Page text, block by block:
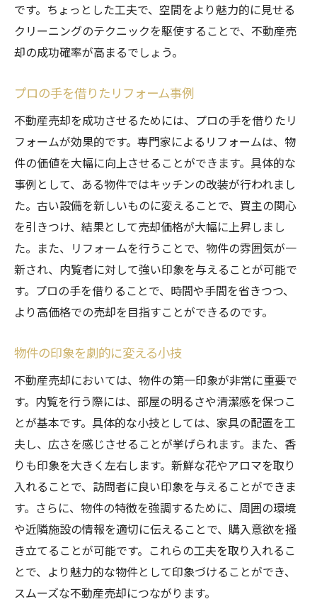
です。ちょっとした工夫で、空間をより魅力的に見せる
クリーニングのテクニックを駆使することで、不動産売
却の成功確率が高まるでしょう。
プロの手を借りたリフォーム事例
不動産売却を成功させるためには、プロの手を借りたリ
フォームが効果的です。専門家によるリフォームは、物
件の価値を大幅に向上させることができます。具体的な
事例として、ある物件ではキッチンの改装が行われまし
た。古い設備を新しいものに変えることで、買主の関心
を引きつけ、結果として売却価格が大幅に上昇しまし
た。また、リフォームを行うことで、物件の雰囲気が一
新され、内覧者に対して強い印象を与えることが可能で
す。プロの手を借りることで、時間や手間を省きつつ、
より高価格での売却を目指すことができるのです。
物件の印象を劇的に変える小技
不動産売却においては、物件の第一印象が非常に重要で
す。内覧を行う際には、部屋の明るさや清潔感を保つこ
とが基本です。具体的な小技としては、家具の配置を工
夫し、広さを感じさせることが挙げられます。また、香
りも印象を大きく左右します。新鮮な花やアロマを取り
入れることで、訪問者に良い印象を与えることができま
す。さらに、物件の特徴を強調するために、周囲の環境
や近隣施設の情報を適切に伝えることで、購入意欲を掻
き立てることが可能です。これらの工夫を取り入れるこ
とで、より魅力的な物件として印象づけることができ、
スムーズな不動産売却につながります。